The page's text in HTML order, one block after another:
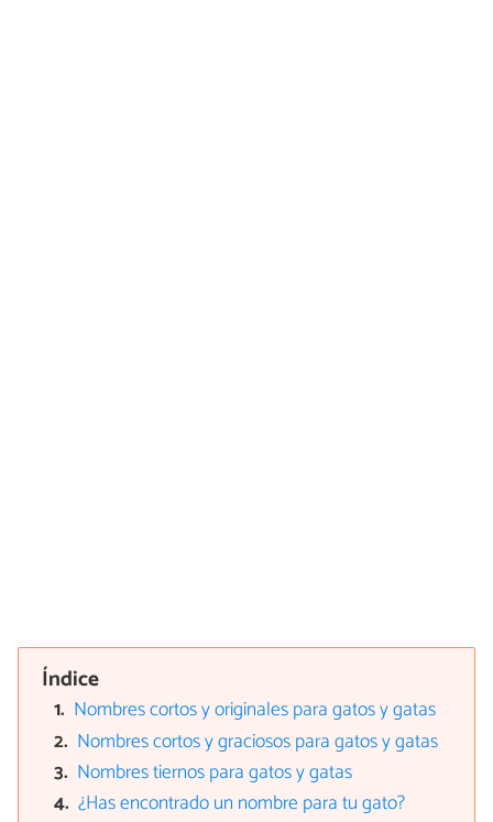
Índice
Nombres cortos y originales para gatos y gatas
Nombres cortos y graciosos para gatos y gatas
Nombres tiernos para gatos y gatas
¿Has encontrado un nombre para tu gato?